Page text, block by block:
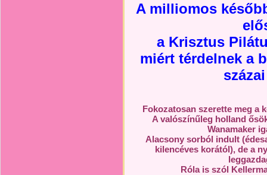
A milliomos
a Krisztus
miért térdelnek a
Fokozatosan szerette meg a
A valószínűleg holland
Wanamaker
Alacsony sorból indult
kilencéves korától), de a
Róla is szól